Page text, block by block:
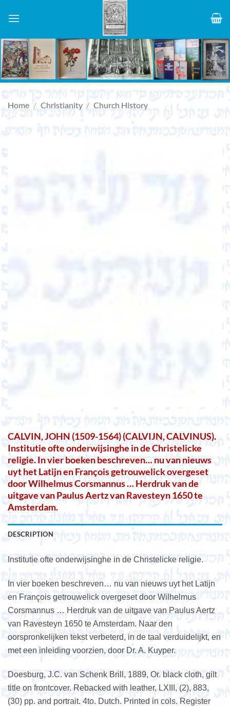
Home / Christianity / Church History
CALVIN, JOHN (1509-1564) (CALVIJN, CALVINUS).
Institutie ofte onderwijsinghe in de Christelicke
religie. In vier boeken beschreven… nu van nieuws
uyt het Latijn en François getrouwelick overgeset
door Wilhelmus Corsmannus … Herdruk van de
uitgave van Paulus Aertz van Ravesteyn 1650 te
Amsterdam.
DESCRIPTION
Institutie ofte onderwijsinghe in de Christelicke religie.
In vier boeken beschreven… nu van nieuws uyt het Latijn
en François getrouwelick overgeset door Wilhelmus
Corsmannus … Herdruk van de uitgave van Paulus Aertz
van Ravesteyn 1650 te Amsterdam. Naar den
oorspronkelijken tekst verbeterd, in de taal verduidelijkt, en
met een inleiding voorzien, door Dr. A. Kuyper.
Doesburg, J.C. van Schenk Brill, 1889, Or. black cloth, gilt
title on frontcover. Rebacked with leather, LXIII, (2), 883,
(30) pp. and portrait. 4to. Dutch. Printed in cols. Register